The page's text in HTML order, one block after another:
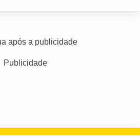
após a publicidade
Publicidade